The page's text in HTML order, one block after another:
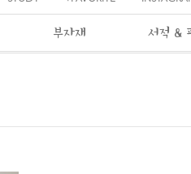
부자재 서적 &